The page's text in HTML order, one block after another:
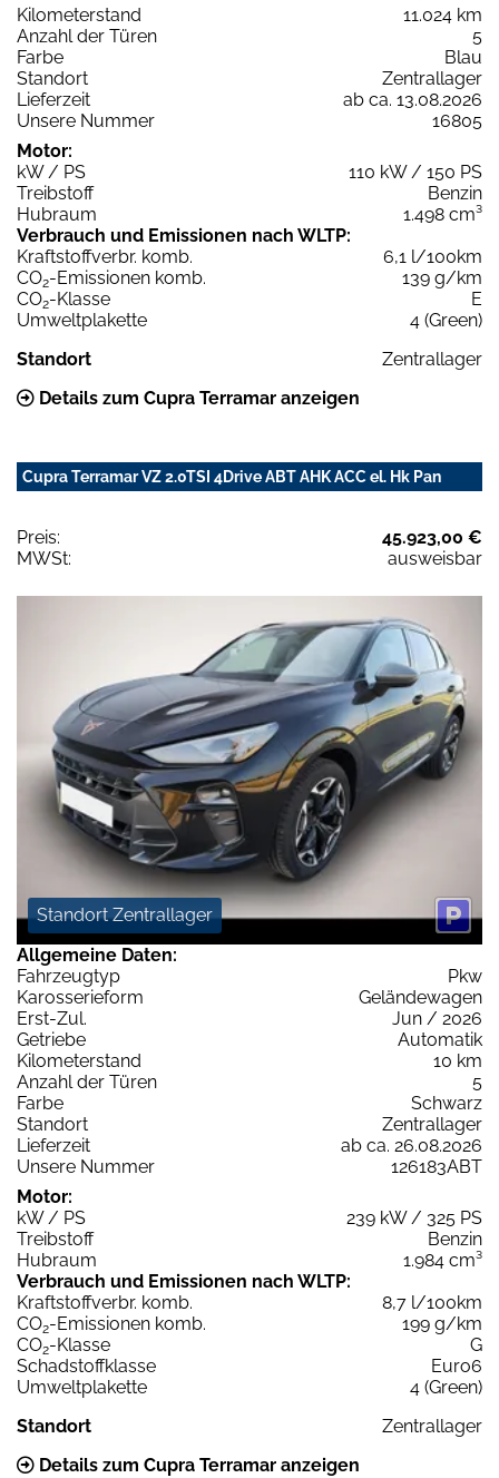
Kilometerstand
11.024 km
Anzahl der Türen
5
Farbe
Blau
Standort
Zentrallager
Lieferzeit
ab ca. 13.08.2026
Unsere Nummer
16805
Motor:
kW / PS
110 kW / 150 PS
Treibstoff
Benzin
Hubraum
1.498 cm³
Verbrauch und Emissionen nach WLTP:
Kraftstoffverbr. komb.
6,1 l/100km
CO2-Emissionen komb.
139 g/km
CO2-Klasse
E
Umweltplakette
4 (Green)
Standort
Zentrallager
Details zum Cupra Terramar anzeigen
Cupra Terramar VZ 2.0TSI 4Drive ABT AHK ACC el. Hk Pan
Preis:
45.923,00 €
MWSt:
ausweisbar
Standort Zentrallager
Allgemeine Daten:
Fahrzeugtyp
Pkw
Karosserieform
Geländewagen
Erst-Zul.
Jun / 2026
Getriebe
Automatik
Kilometerstand
10 km
Anzahl der Türen
5
Farbe
Schwarz
Standort
Zentrallager
Lieferzeit
ab ca. 26.08.2026
Unsere Nummer
126183ABT
Motor:
kW / PS
239 kW / 325 PS
Treibstoff
Benzin
Hubraum
1.984 cm³
Verbrauch und Emissionen nach WLTP:
Kraftstoffverbr. komb.
8,7 l/100km
CO2-Emissionen komb.
199 g/km
CO2-Klasse
G
Schadstoffklasse
Euro6
Umweltplakette
4 (Green)
Standort
Zentrallager
Details zum Cupra Terramar anzeigen